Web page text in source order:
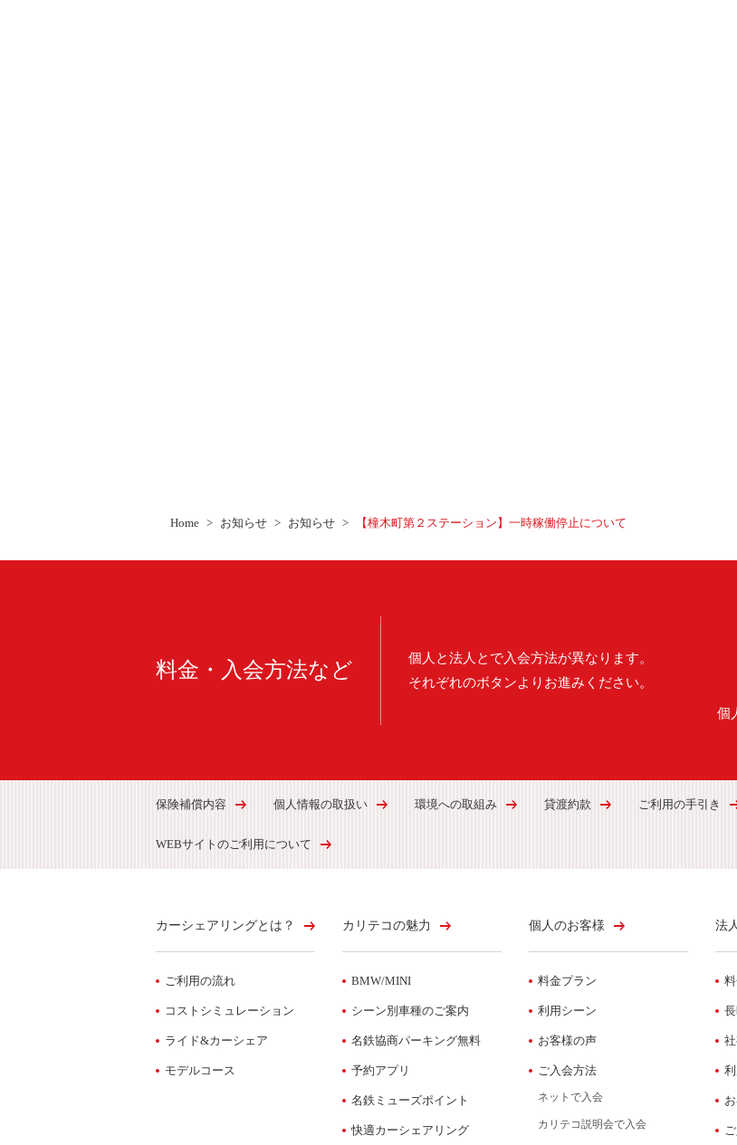
Home お知らせ お知らせ 【橦木町第２ステーション】一時稼働停止について
料金・入会方法など
個人と法人とで入会方法が異なります。
それぞれのボタンよりお進みください。
個
保険補償内容 個人情報の取扱い 環境への取組み 貸渡約款 ご利用の手引き
WEBサイトのご利用について
カーシェアリングとは？
ご利用の流れ
コストシミュレーション
ライド&カーシェア
モデルコース
カリテコの魅力
BMW/MINI
シーン別車種のご案内
名鉄協商パーキング無料
予約アプリ
名鉄ミューズポイント
快適カーシェアリング
個人のお客様
料金プラン
利用シーン
お客様の声
ご入会方法
ネットで入会
カリテコ説明会で入会
法